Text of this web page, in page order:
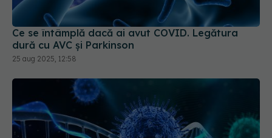
Ce se întâmplă dacă ai avut COVID. Legătura
dură cu AVC și Parkinson
25 aug 2025, 12:58